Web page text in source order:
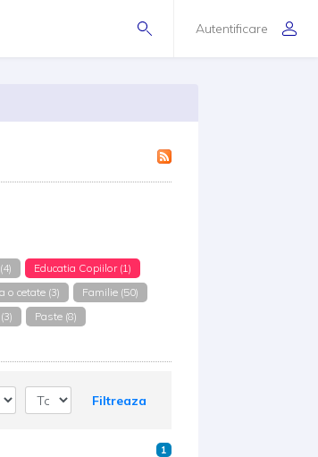
Autentificare
Educatia Copiilor (1)
o cetate (3)
Familie (50)
Paste (8)
Filtreaza
1